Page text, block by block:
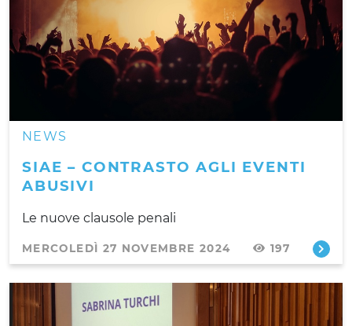
NEWS
SIAE – CONTRASTO AGLI EVENTI
ABUSIVI
Le nuove clausole penali
MERCOLEDÌ 27 NOVEMBRE 2024 197